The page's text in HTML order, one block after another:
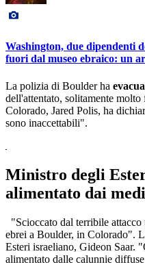
Washington, due dipendenti
fuori dal museo ebraico: un
La polizia di Boulder ha
dell'attentato, solitamente
Colorado, Jared Polis, ha
sono inaccettabili".
Ministro degli
alimentato dai
"Scioccato dal terribile
ebrei a Boulder, in Colorado".
Esteri israeliano, Gideon Saar.
alimentato dalle calunnie